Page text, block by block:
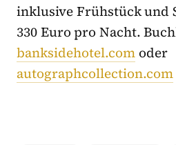
inklusive Frühstück und
330 Euro pro Nacht.
banksidehotel.com oder
autographcollection.com